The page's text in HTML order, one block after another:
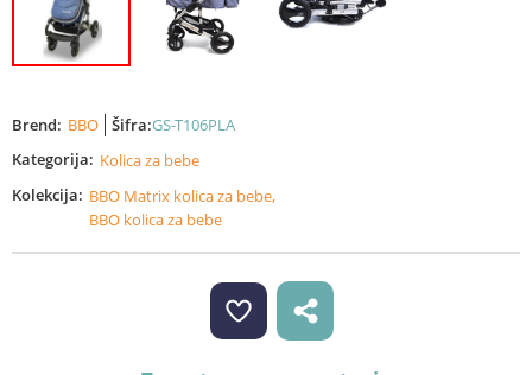
Brend: BBO Šifra:GS-T106PLA
Kategorija: Kolica za bebe
Kolekcija: BBO Matrix kolica za bebe,
BBO kolica za bebe